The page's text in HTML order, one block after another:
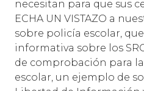
necesitan para que sus
ECHA UN VISTAZO a
sobre policía escolar,
informativa sobre los
de comprobación para
escolar, un ejemplo de